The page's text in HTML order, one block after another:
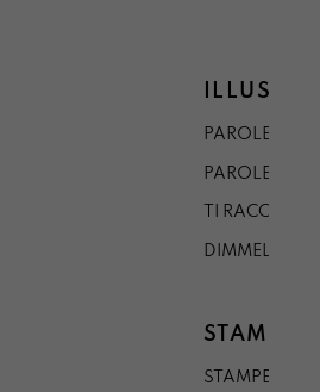
PAROLE DAL
PAROLE DA
TI
DIMMELO
STAMPE
STAMPE A5